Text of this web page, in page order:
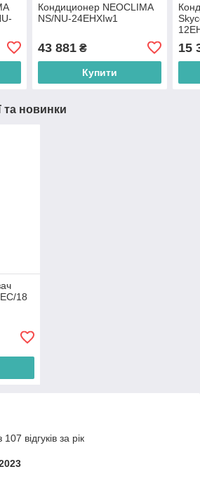
Кондиционер NEOCLIMA
NS/NU-24EHXIw1
43 881₴
Купити
15
та новинки
18
відгуків за рік